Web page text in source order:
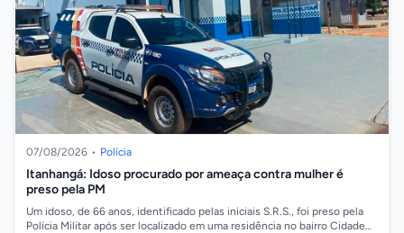
07/08/2026 • Polícia
Itanhangá: Idoso procurado por ameaça contra mulher é
preso pela PM
Um idoso, de 66 anos, identificado pelas iniciais S.R.S., foi preso pela
Polícia Militar após ser localizado em uma residência no bairro Cidade